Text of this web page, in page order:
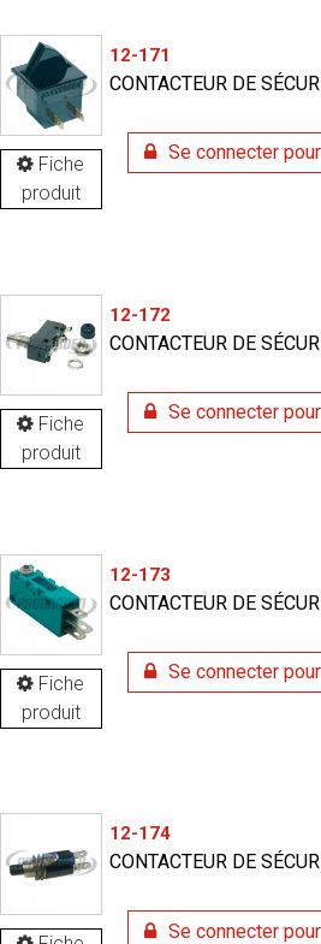
Fiche
produit
12-171
CONTACTEUR DE
Se connecter
Fiche
produit
12-172
CONTACTEUR DE
Se connecter
Fiche
produit
12-173
CONTACTEUR DE
Se connecter
12-174
CONTACTEUR DE
Se connecter